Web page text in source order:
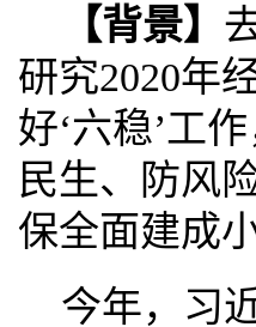
【背景】
研究2020年
好‘六稳’工
民生、防风
保全面建成
今年，习